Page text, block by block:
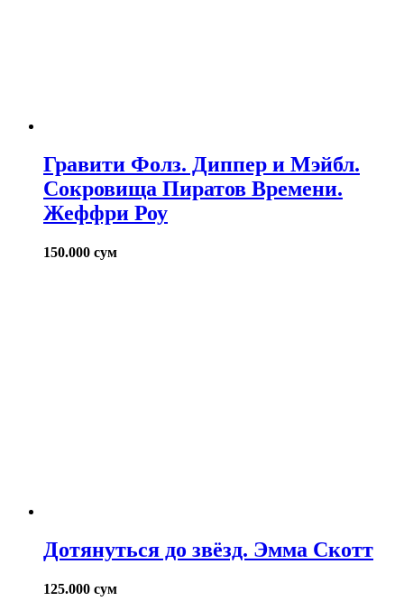
Гравити Фолз. Диппер и Мэйбл.
Сокровища Пиратов Времени.
Жеффри Роу
150.000 сум
Дотянуться до звёзд. Эмма Скотт
125.000 сум